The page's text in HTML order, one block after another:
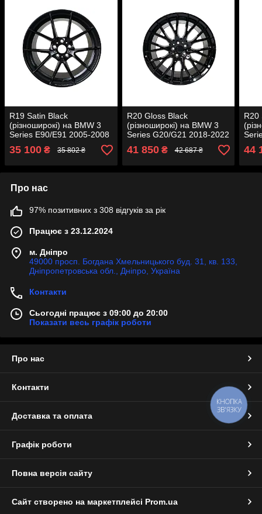
R19 Satin Black
(різноширокі) на BMW 3
Series E90/E91 2005-2008
року
35 100 ₴ 35 802 ₴
R20 Gloss Black
(різноширокі) на BMW 3
Series G20/G21 2018-2022
року
41 850₴ 42 687 ₴
R20
року
44
Про нас
97% позитивних з 308 відгуків за рік
Працює з 23.12.2024
м. Дніпро
49000 просп. Богдана Хмельницького буд. 31, кв. 133,
Дніпропетровська обл., Дніпро, Україна
Контакти
Сьогодні працює з 09:00 до 20:00
Показати весь графік роботи
Про нас
Контакти
Доставка та оплата
Графік роботи
Повна версія сайту
Сайт створено на маркетплейсі Prom.ua
КНОПКА
ЗВ'ЯЗКУ